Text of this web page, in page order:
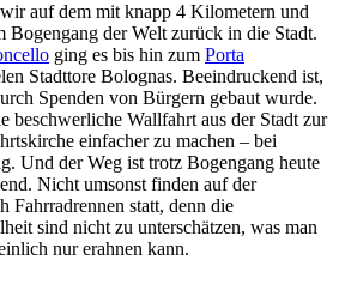
auf dem mit knapp 4 Kilometern und
Bogengang der Welt zurück in die Stadt.
ging es bis hin zum Porta
Stadttore Bolognas. Beeindruckend ist,
Spenden von Bürgern gebaut wurde.
beschwerliche Wallfahrt aus der Stadt zur
einfacher zu machen – bei
Und der Weg ist trotz Bogengang heute
Nicht umsonst finden auf der
Fahrradrennen statt, denn die
sind nicht zu unterschätzen, was man
nur erahnen kann.